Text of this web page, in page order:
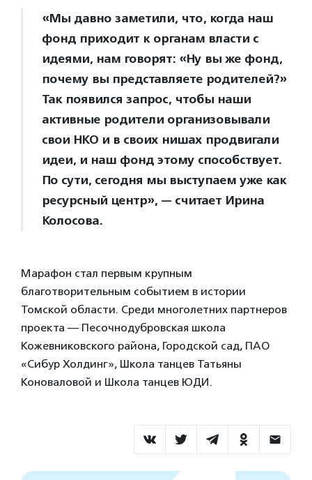
«Мы давно заметили, что, когда наш
фонд приходит к органам власти с
идеями, нам говорят: «Ну вы же фонд,
почему вы представляете родителей?»
Так появился запрос, чтобы наши
активные родители организовывали
свои НКО и в своих нишах продвигали
идеи, и наш фонд этому способствует.
По сути, сегодня мы выступаем уже как
ресурсный центр», — считает Ирина
Колосова.
Марафон стал первым крупным
благотворительным событием в истории
Томской области. Среди многолетних партнеров
проекта — Песочнодубровская школа
Кожевниковского района, Городской сад, ПАО
«Сибур Холдинг», Школа танцев Татьяны
Коноваловой и Школа танцев ЮДИ.